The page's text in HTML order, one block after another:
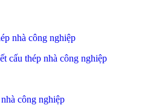
cấu thép nhà công nghiệp
công nghiệp